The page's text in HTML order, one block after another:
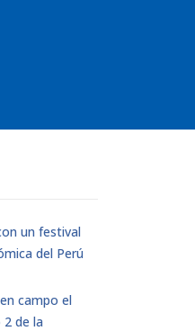
un festival
del Perú
campo el
de la